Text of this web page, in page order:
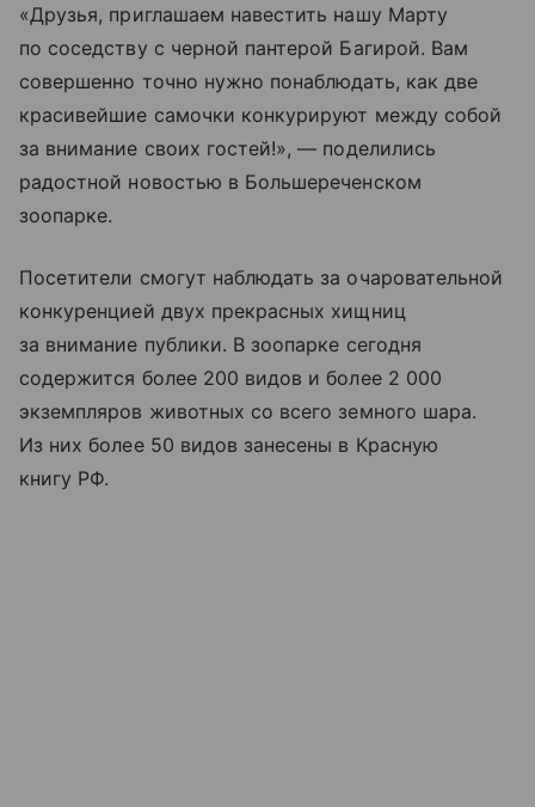
«Друзья, приглашаем навестить нашу Марту
по соседству с черной пантерой Багирой. Вам
совершенно точно нужно понаблюдать, как две
красивейшие самочки конкурируют между собой
за внимание своих гостей!», — поделились
радостной новостью в Большереченском
зоопарке.
Посетители смогут наблюдать за очаровательной
конкуренцией двух прекрасных хищниц
за внимание публики. В зоопарке сегодня
содержится более 200 видов и более 2 000
экземпляров животных со всего земного шара.
Из них более 50 видов занесены в Красную
книгу РФ.